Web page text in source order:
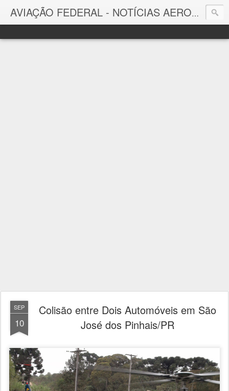
AVIAÇÃO FEDERAL - NOTÍCIAS AERONÁUTICAS & TECNOLOGIAS
Aviação Federal
SEP
10
Colisão entre Dois Automóveis em São
José dos Pinhais/PR